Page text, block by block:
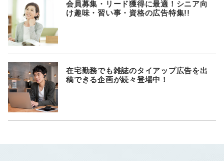
会員募集・リード獲得に最適！シニア向
け趣味・習い事・資格の広告特集!!
在宅勤務でも雑誌のタイアップ広告を出
稿できる企画が続々登場中！